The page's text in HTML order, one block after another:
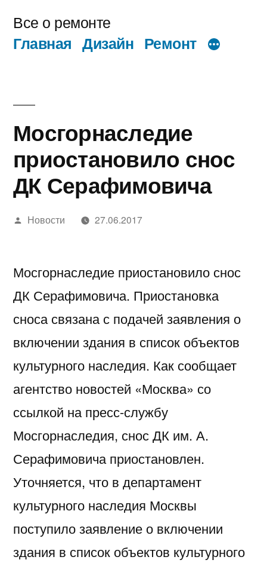
содержимому
Все о ремонте
Главная Дизайн Ремонт
Мосгорнаследие
приостановило снос
ДК Серафимовича
Написано
Новости 27.06.2017
Мосгорнаследие приостановило снос
ДК Серафимовича. Приостановка
сноса связана с подачей заявления о
включении здания в список объектов
культурного наследия. Как сообщает
агентство новостей «Москва» со
ссылкой на пресс-службу
Мосгорнаследия, снос ДК им. А.
Серафимовича приостановлен.
Уточняется, что в департамент
культурного наследия Москвы
поступило заявление о включении
здания в список объектов культурного